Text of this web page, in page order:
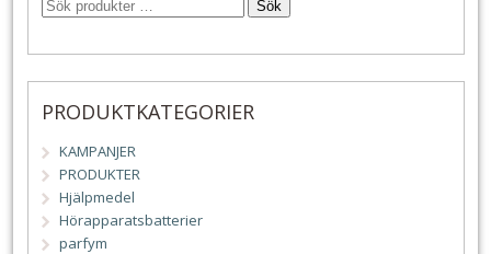
Sök
PRODUKTKATEGORIER
KAMPANJER
PRODUKTER
Hjälpmedel
Hörapparatsbatterier
parfym